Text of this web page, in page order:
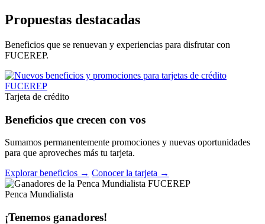
Propuestas destacadas
Beneficios que se renuevan y experiencias para disfrutar con
FUCEREP.
Tarjeta de crédito
Beneficios que crecen con vos
Sumamos permanentemente promociones y nuevas oportunidades
para que aproveches más tu tarjeta.
Explorar beneficios → Conocer la tarjeta →
Penca Mundialista
¡Tenemos ganadores!